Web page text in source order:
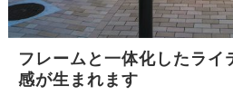
フレームと一体化したライ
感が生まれます